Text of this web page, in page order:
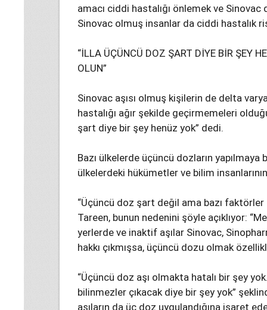
amacı ciddi hastalığı önlemek ve
Sinovac olmuş insanlar da ciddi hastalık
“İLLA ÜÇÜNCÜ DOZ ŞART DİYE BİR ŞEY
OLUN”
Sinovac aşısı olmuş kişilerin de delta
hastalığı ağır şekilde geçirmemeleri
şart diye bir şey henüz yok” dedi.
Bazı ülkelerde üçüncü dozların yapılmaya
ülkelerdeki hükümetler ve bilim
“Üçüncü doz şart değil ama bazı
Tareen, bunun nedenini şöyle açıklıyor:
yerlerde ve inaktif aşılar Sinovac,
hakkı çıkmışsa, üçüncü dozu olmak
“Üçüncü doz aşı olmakta hatalı bir şey
bilinmezler çıkacak diye bir şey yok”
aşıların da üç doz uygulandığına işaret